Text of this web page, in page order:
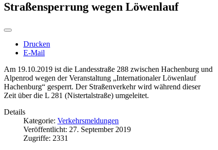
Straßensperrung wegen Löwenlauf
Drucken
E-Mail
Am 19.10.2019 ist die Landesstraße 288 zwischen Hachenburg und
Alpenrod wegen der Veranstaltung „Internationaler Löwenlauf
Hachenburg“ gesperrt. Der Straßenverkehr wird während dieser
Zeit über die L 281 (Nistertalstraße) umgeleitet.
Details
Kategorie: Verkehrsmeldungen
Veröffentlicht: 27. September 2019
Zugriffe: 2331